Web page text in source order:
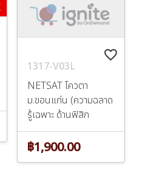
favorite_border
1317-V03L
NETSAT โควตา
ม.ขอนแก่น (ความฉลาด
รู้เฉพาะ ด้านฟิสิก
฿1,900.00